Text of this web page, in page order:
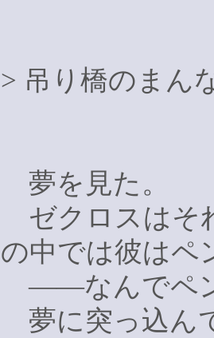
> 吊り橋のまん
夢を見た。
ゼクロスはそ
の中では彼はペ
――なんでペ
夢に突っ込ん